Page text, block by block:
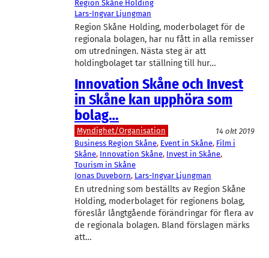
Region Skåne Holding
Lars-Ingvar Ljungman
Region Skåne Holding, moderbolaget för de
regionala bolagen, har nu fått in alla remisser
om utredningen. Nästa steg är att
holdingbolaget tar ställning till hur…
Innovation Skåne och Invest
in Skåne kan upphöra som
bolag…
Myndighet/Organisation
14 okt 2019
Business Region Skåne, Event in Skåne, Film i
Skåne, Innovation Skåne, Invest in Skåne
Tourism in Skåne
Jonas Duveborn, Lars-Ingvar Ljungman
En utredning som beställts av Region Skåne
Holding, moderbolaget för regionens bolag,
föreslår långtgående förändringar för flera av
de regionala bolagen. Bland förslagen märks
att…